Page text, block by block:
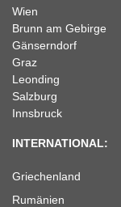
Wien
Brunn am Gebirge
Gänserndorf
Graz
Leonding
Salzburg
Innsbruck
INTERNATIONAL:
Griechenland
Rumänien